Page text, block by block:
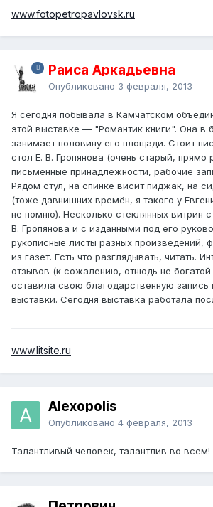
www.fotopetropavlovsk.ru
Раиса Аркадьевна
Опубликовано 3 февраля, 2013
Я сегодня побывала в Камчатском
этой выставке — "Романтик книги". Она в
занимает половину его площади. Стоит
стол Е. В. Гропянова (очень старый, прямо
письменные принадлежности, рабочие
Рядом стул, на спинке висит пиджак, на
(тоже давнишних времён, я такого у
не помню). Несколько стеклянных витрин
В. Гропянова и с изданными под его
рукописные листы разных произведений,
из газет. Есть что разглядывать, читать.
отзывов (к сожалению, отнюдь не богатой
оставила свою благодарственную запись
выставки. Сегодня выставка работала
www.litsite.ru
Alexopolis
Опубликовано 4 февраля, 2013
Талантливый человек, талантлив во всем!